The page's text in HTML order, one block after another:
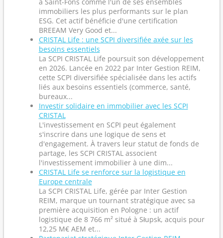
immobiliers les plus performants sur le plan
ESG. Cet actif bénéficie d'une certification
BREEAM Very Good et...
CRISTAL Life : une SCPI diversifiée axée sur les
besoins essentiels
La SCPI CRISTAL Life poursuit son développement
en 2026. Lancée en 2022 par Inter Gestion REIM,
cette SCPI diversifiée spécialisée dans les actifs
liés aux besoins essentiels (commerce, santé,
bureaux...
Investir solidaire en immobilier avec les SCPI
CRISTAL
L'investissement en SCPI peut également
s'inscrire dans une logique de sens et
d'engagement. À travers leur statut de fonds de
partage, les SCPI CRISTAL associent
l'investissement immobilier à une dim...
CRISTAL Life se renforce sur la logistique en
Europe centrale
La SCPI CRISTAL Life, gérée par Inter Gestion
REIM, marque un tournant stratégique avec sa
première acquisition en Pologne : un actif
logistique de 8 766 m² situé à Słupsk, acquis pour
12,25 M€ AEM et...